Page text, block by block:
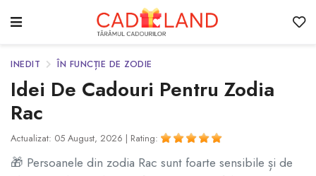
INEDIT ÎN FUNCȚIE DE ZODIE
Idei De Cadouri Pentru Zodia
Rac
Actualizat: 05 August, 2026 | Rating:
🎁 Persoanele din zodia Rac sunt foarte sensibile și de